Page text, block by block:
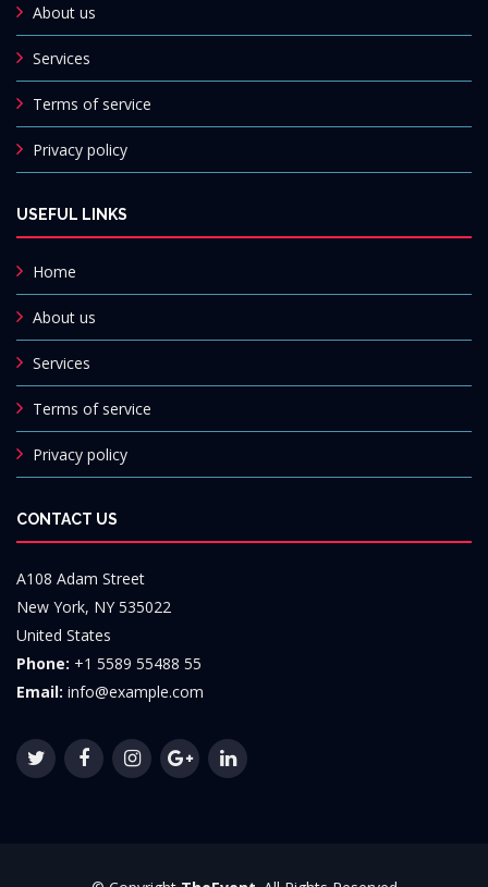
About us
Services
Terms of service
Privacy policy
USEFUL LINKS
Home
About us
Services
Terms of service
Privacy policy
CONTACT US
A108 Adam Street
New York, NY 535022
United States
Phone: +1 5589 55488 55
Email: info@example.com